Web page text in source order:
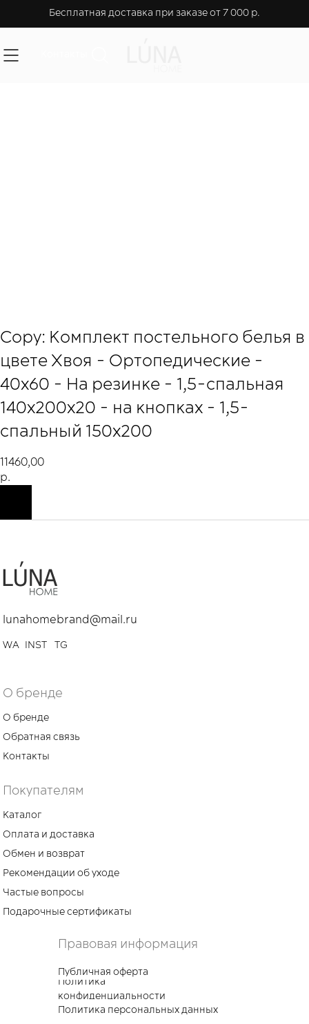
Бесплатная доставка при заказе от 7 000 р.
Copy: Комплект постельного белья в
цвете Хвоя - Ортопедические -
40х60 - На резинке - 1,5-спальная
140х200х20 - на кнопках - 1,5-
спальный 150х200
11460,00
р.
Каталог
Оплата и доставка
Обмен и возврат
Рекомендации об уходе
Частые вопросы
Подарочные сертификаты
О бренде
Обратная связь
Контакты
Покупателям
О бренде
Правовая информация
Политика персональных данных
Политика
конфиденциальности
Публичная оферта
lunahomebrand@mail.ru
WA INST TG